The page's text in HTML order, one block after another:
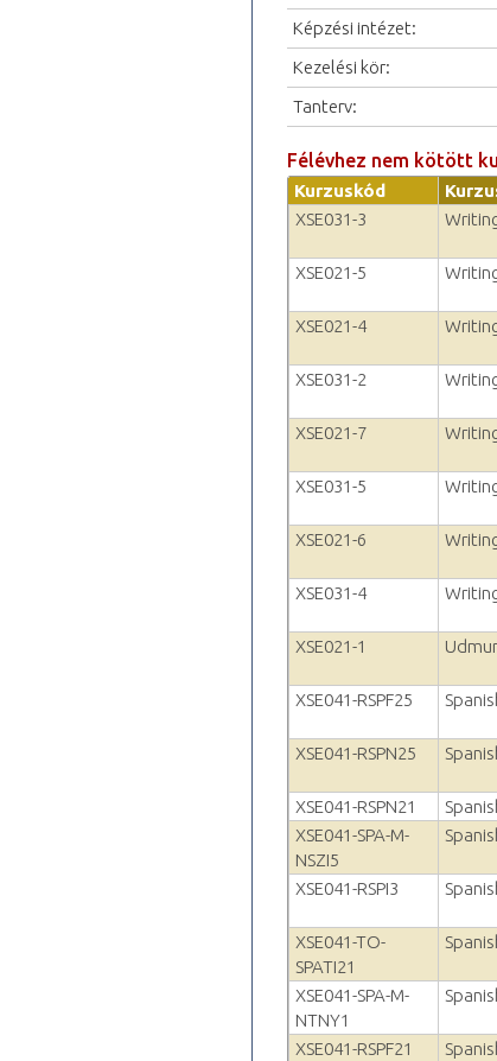
Képzési intézet:
Kezelési kör:
Tanterv:
Félévhez nem kötött
Kurzuskód
XSE031-3
XSE021-5
XSE021-4
XSE031-2
XSE021-7
XSE031-5
XSE021-6
XSE031-4
XSE021-1
XSE041-RSPF25
XSE041-RSPN25
XSE041-RSPN21
XSE041-SPA-M-
NSZI5
XSE041-RSPI3
XSE041-TO-
SPATI21
XSE041-SPA-M-
NTNY1
XSE041-RSPF21